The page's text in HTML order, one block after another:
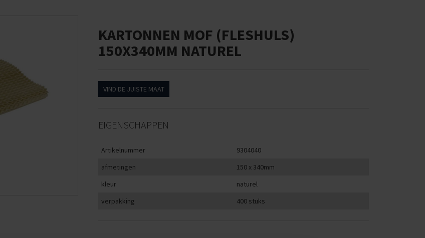
KARTONNEN MOF (FLESHULS)
150X340MM NATUREL
VIND DE JUISTE MAAT
EIGENSCHAPPEN
Artikelnummer
9304040
afmetingen
150 x 340mm
kleur
naturel
verpakking
400 stuks